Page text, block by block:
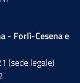
- Forlì-Cesena e
(sede legale)